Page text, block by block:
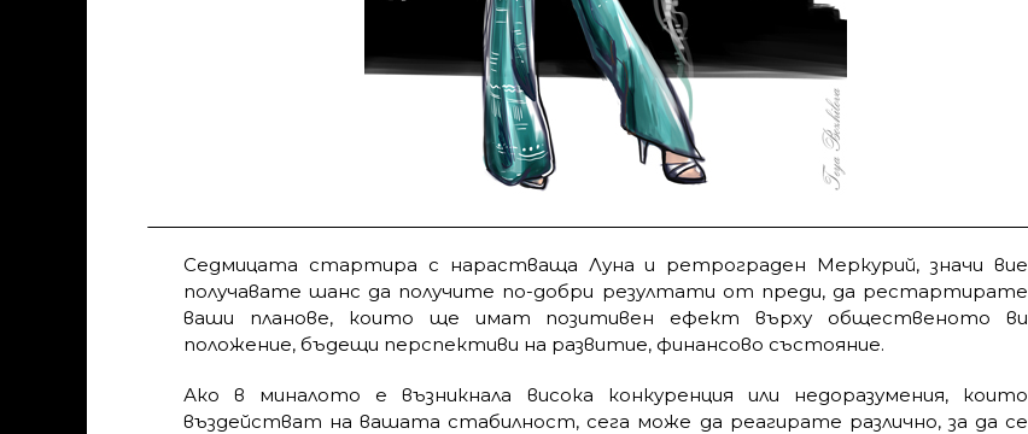
Седмицата стартира с нарастваща Луна и ретрограден Меркурий, значи вие
получавате шанс да получите по-добри резултати от преди, да рестартирате
ваши планове, които ще имат позитивен ефект върху общественото ви
положение, бъдещи перспективи на развитие, финансово състояние.
Ако в миналото е възникнала висока конкуренция или недоразумения, които
въздействат на вашата стабилност, сега може да реагирате различно, за да се